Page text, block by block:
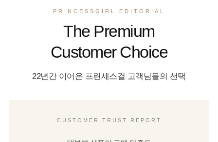
PRINCESSGIRL EDITORIAL
The Premium
Customer Choice
22년간 이어온 프린세스걸 고객님들의 선택
CUSTOMER TRUST REPORT